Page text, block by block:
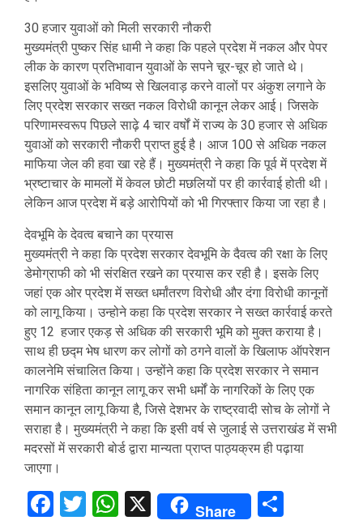
30 हजार युवाओं को मिली सरकारी नौकरी
मुख्यमंत्री पुष्कर सिंह धामी ने कहा कि पहले प्रदेश में नकल और पेपर
लीक के कारण प्रतिभावान युवाओं के सपने चूर-चूर हो जाते थे।
इसलिए युवाओं के भविष्य से खिलवाड़ करने वालों पर अंकुश लगाने के
लिए प्रदेश सरकार सख्त नकल विरोधी कानून लेकर आई। जिसके
परिणामस्वरूप पिछले साढ़े 4 चार वर्षों में राज्य के 30 हजार से अधिक
युवाओं को सरकारी नौकरी प्राप्त हुई है। आज 100 से अधिक नकल
माफिया जेल की हवा खा रहे हैं। मुख्यमंत्री ने कहा कि पूर्व में प्रदेश में
भ्रष्टाचार के मामलों में केवल छोटी मछलियों पर ही कार्रवाई होती थी।
लेकिन आज प्रदेश में बड़े आरोपियों को भी गिरफ्तार किया जा रहा है।
देवभूमि के देवत्व बचाने का प्रयास
मुख्यमंत्री ने कहा कि प्रदेश सरकार देवभूमि के दैवत्व की रक्षा के लिए
डेमोग्राफी को भी संरक्षित रखने का प्रयास कर रही है। इसके लिए
जहां एक ओर प्रदेश में सख्त धर्मांतरण विरोधी और दंगा विरोधी कानूनों
को लागू किया। उन्होने कहा कि प्रदेश सरकार ने सख्त कार्रवाई करते
हुए 12 हजार एकड़ से अधिक की सरकारी भूमि को मुक्त कराया है।
साथ ही छद्म भेष धारण कर लोगों को ठगने वालों के खिलाफ ऑपरेशन
कालनेमि संचालित किया। उन्होंने कहा कि प्रदेश सरकार ने समान
नागरिक संहिता कानून लागू कर सभी धर्मों के नागरिकों के लिए एक
समान कानून लागू किया है, जिसे देशभर के राष्ट्रवादी सोच के लोगों ने
सराहा है। मुख्यमंत्री ने कहा कि इसी वर्ष से जुलाई से उत्तराखंड में सभी
मदरसों में सरकारी बोर्ड द्वारा मान्यता प्राप्त पाठ्यक्रम ही पढ़ाया
जाएगा।
Facebook
Twitter
WhatsApp
X Share